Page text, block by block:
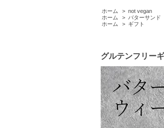
ホーム > not vegan
ホーム
> バターサンド
ホーム
> ギフト
グルテンフリー